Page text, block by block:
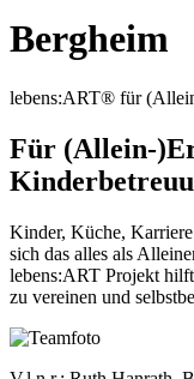
Bergheim
lebens:ART® für
Für (Allein-
Kinder, Küche,
sich das alles als
lebens:ART Projekt
zu vereinen und